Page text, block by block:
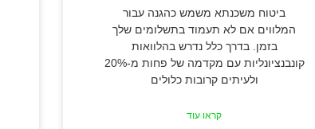
ביטוח משכנתא משמש כהגנה עבור
המלווים אם לא תעמוד בתשלומים שלך
בזמן. בדרך כלל נדרש בהלוואות
קונבנציונליות עם מקדמה של פחות מ-20%
ולעיתים קרובות כלולים
קראו עוד